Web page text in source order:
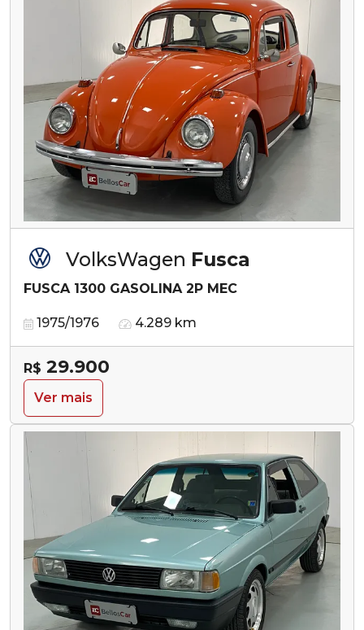
VolksWagen Fusca
FUSCA 1300 GASOLINA 2P MEC
1975/1976 4.289 km
R$ 29.900
Ver mais